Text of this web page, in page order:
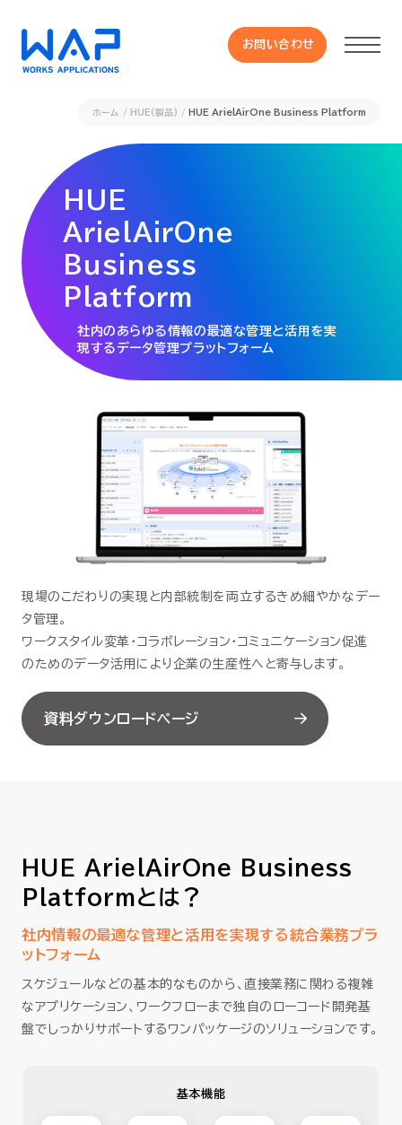
お問い合わせ
HUE 機能一覧
サービス
OXYGラインナップ
お役立ち情報
資料ダウンロード
ホーム HUE(製品) HUE ArielAirOne Business Platform
HUE
ArielAirOne
Business
Platform
社内のあらゆる情報の最適な管理と活用を実
現するデータ管理プラットフォーム
現場のこだわりの実現と内部統制を両立するきめ細やかなデー
タ管理。
ワークスタイル変革・コラボレーション・コミュニケーション促進
のためのデータ活用により企業の生産性へと寄与します。
資料ダウンロードページ
HUE ArielAirOne Business
Platformとは？
社内情報の最適な管理と活用を実現する統合業務プラ
ットフォーム
スケジュールなどの基本的なものから、直接業務に関わる複雑
なアプリケーション、ワークフローまで独自のローコード開発基
盤でしっかりサポートするワンパッケージのソリューションです。
基本機能
お問い合わせ